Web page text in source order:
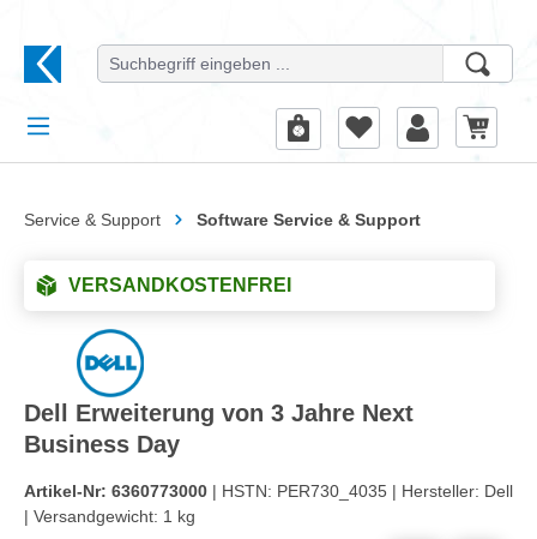
Service & Support Software Service & Support
VERSANDKOSTENFREI
Dell Erweiterung von 3 Jahre Next
Business Day
Artikel-Nr: 6360773000 | HSTN: PER730_4035 | Hersteller: Dell
| Versandgewicht: 1 kg